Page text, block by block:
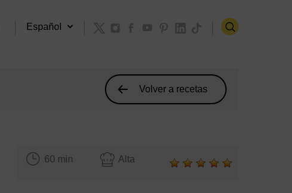
Volver a recetas
60 min Alta